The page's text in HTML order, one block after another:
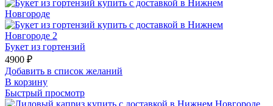
Букет из гортензий
4900 ₽
Добавить в список желаний
В корзину
Быстрый просмотр